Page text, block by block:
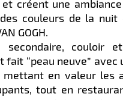
créent une
couleurs de la nuit
GOGH.
secondaire, couloir
fait “peau neuve” avec
mettant en valeur les
tout en